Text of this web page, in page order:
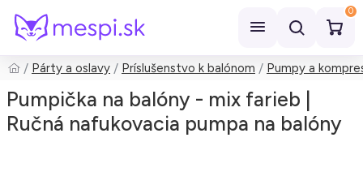
0
Hľadať
Párty a oslavy Príslušenstvo k balónom Pumpy a
Pumpička na balóny - mix farieb |
Ručná nafukovacia pumpa na balóny